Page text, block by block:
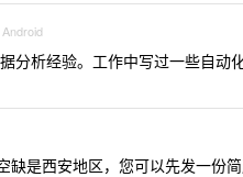
分析经验。工作中写过一些自动
缺是西安地区，您可以先发一份